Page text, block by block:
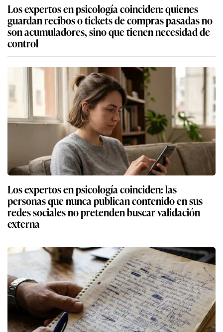
Los expertos en psicología coinciden: quienes
guardan recibos o tickets de compras pasadas no
son acumuladores, sino que tienen necesidad de
control
Los expertos en psicología coinciden: las
personas que nunca publican contenido en sus
redes sociales no pretenden buscar validación
externa